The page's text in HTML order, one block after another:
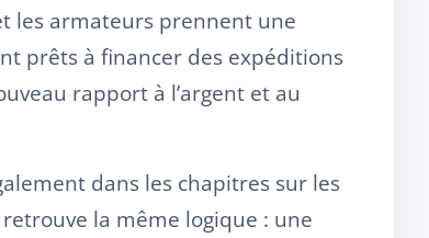
les armateurs prennent une
prêts à financer des expéditions
rapport à l’argent et au
dans les chapitres sur les
la même logique : une